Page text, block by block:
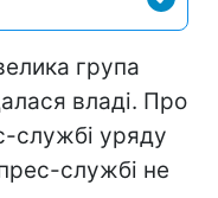
група
владі. Про
службі уряду
службі не